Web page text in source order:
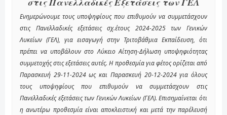
Ενημερώνουμε τους υποψηφίους που επιθυμούν να συμμετάσχουν
στις Πανελλαδικές εξετάσεις σχ.έτους 2024-2025 των Γενικών
Λυκείων (ΓΕΛ), για εισαγωγή στην Τριτοβάθμια Εκπαίδευση, ότι
πρέπει να υποβάλουν στο Λύκειο Αίτηση-Δήλωση υποψηφιότητας
συμμετοχής στις εξετάσεις αυτές. Η προθεσμία για φέτος ορίζεται από
Παρασκευή 29-11-2024 ως και Παρασκευή 20-12-2024 για όλους
τους υποψηφίους που επιθυμούν να συμμετάσχουν στις
Πανελλαδικές εξετάσεις των Γενικών Λυκείων (ΓΕΛ). Επισημαίνεται ότι
η ανωτέρω προθεσμία είναι αποκλειστική και μετά την παρέλευσή